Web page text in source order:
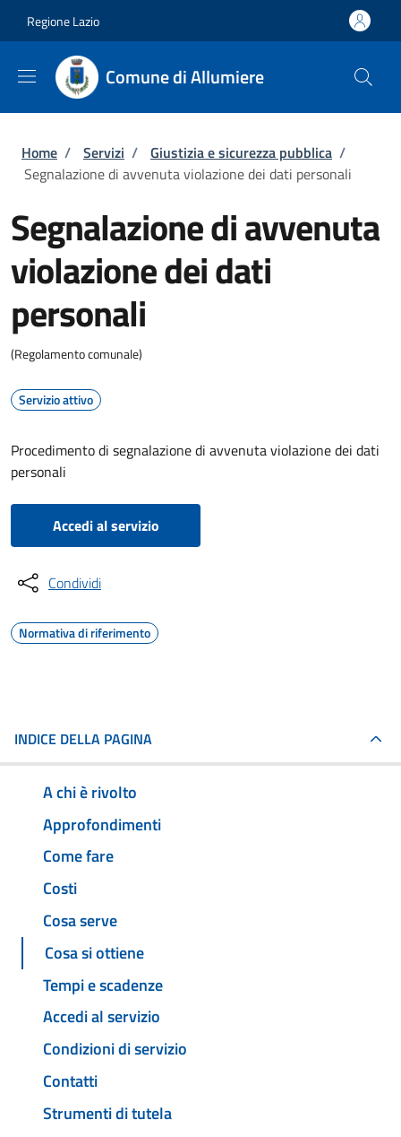
Regione Lazio
Comune di Allumiere
Briciole di pane
Home / Servizi / Giustizia e sicurezza pubblica /
Segnalazione di avvenuta violazione dei dati personali
Segnalazione di avvenuta
violazione dei dati
personali
(Regolamento comunale)
Servizio attivo
Procedimento di segnalazione di avvenuta violazione dei dati
personali
Accedi al servizio
Condividi
Normativa di riferimento
INDICE DELLA PAGINA
A chi è rivolto
Approfondimenti
Come fare
Costi
Cosa serve
Cosa si ottiene
Tempi e scadenze
Accedi al servizio
Condizioni di servizio
Contatti
Strumenti di tutela